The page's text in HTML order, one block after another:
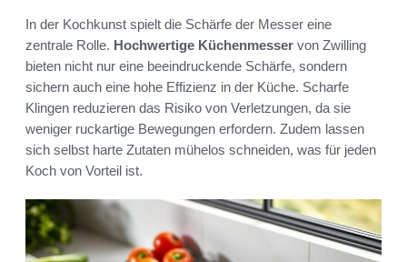
In der Kochkunst spielt die Schärfe der Messer eine
zentrale Rolle. Hochwertige Küchenmesser von Zwilling
bieten nicht nur eine beeindruckende Schärfe, sondern
sichern auch eine hohe Effizienz in der Küche. Scharfe
Klingen reduzieren das Risiko von Verletzungen, da sie
weniger ruckartige Bewegungen erfordern. Zudem lassen
sich selbst harte Zutaten mühelos schneiden, was für jeden
Koch von Vorteil ist.